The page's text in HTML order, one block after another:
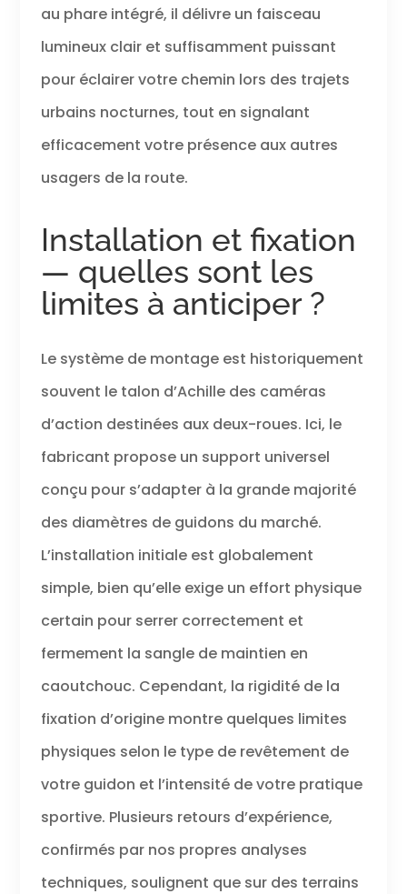
au phare intégré, il délivre un faisceau
lumineux clair et suffisamment puissant
pour éclairer votre chemin lors des trajets
urbains nocturnes, tout en signalant
efficacement votre présence aux autres
usagers de la route.
Installation et fixation
— quelles sont les
limites à anticiper ?
Le système de montage est historiquement
souvent le talon d’Achille des caméras
d’action destinées aux deux-roues. Ici, le
fabricant propose un support universel
conçu pour s’adapter à la grande majorité
des diamètres de guidons du marché.
L’installation initiale est globalement
simple, bien qu’elle exige un effort physique
certain pour serrer correctement et
fermement la sangle de maintien en
caoutchouc. Cependant, la rigidité de la
fixation d’origine montre quelques limites
physiques selon le type de revêtement de
votre guidon et l’intensité de votre pratique
sportive. Plusieurs retours d’expérience,
confirmés par nos propres analyses
techniques, soulignent que sur des terrains